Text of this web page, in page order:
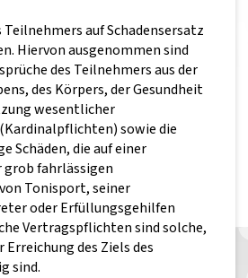
Teilnehmers auf Schadensersatz
Hiervon ausgenommen sind
des Teilnehmers aus der
des Körpers, der Gesundheit
wesentlicher
sowie die
Schäden, die auf einer
fahrlässigen
Tonisport, seiner
oder Erfüllungsgehilfen
Vertragspflichten sind solche,
des Ziels des
sind.